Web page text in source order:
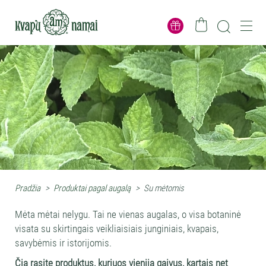
Pradžia > Produktai pagal augalą > Su mėtomis
Mėta mėtai nelygu. Tai ne vienas augalas, o visa botaninė
visata su skirtingais veikliaisiais junginiais, kvapais,
savybėmis ir istorijomis.
Čia rasite produktus, kuriuos vienija gaivus, kartais net